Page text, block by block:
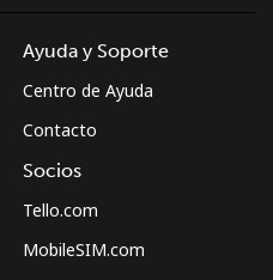
Ayuda y Soporte
Centro de Ayuda
Contacto
Socios
Tello.com
MobileSIM.com